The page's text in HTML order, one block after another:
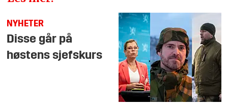
NYHETER
Disse går på
høstens sjefskurs